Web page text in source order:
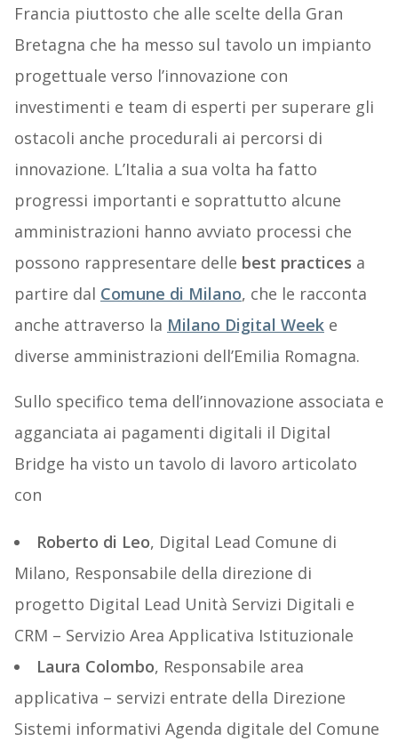
Francia piuttosto che alle scelte della Gran
Bretagna che ha messo sul tavolo un impianto
progettuale verso l’innovazione con
investimenti e team di esperti per superare gli
ostacoli anche procedurali ai percorsi di
innovazione. L’Italia a sua volta ha fatto
progressi importanti e soprattutto alcune
amministrazioni hanno avviato processi che
possono rappresentare delle best practices a
partire dal Comune di Milano, che le racconta
anche attraverso la Milano Digital Weeke
diverse amministrazioni dell’Emilia Romagna.
Sullo specifico tema dell’innovazione associata e
agganciata ai pagamenti digitali il Digital
Bridge ha visto un tavolo di lavoro articolato
con
Roberto di Leo, Digital Lead Comune di
Milano, Responsabile della direzione di
progetto Digital Lead Unità Servizi Digitali e
CRM – Servizio Area Applicativa Istituzionale
Laura Colombo, Responsabile area
applicativa – servizi entrate della Direzione
Sistemi informativi Agenda digitale del Comune